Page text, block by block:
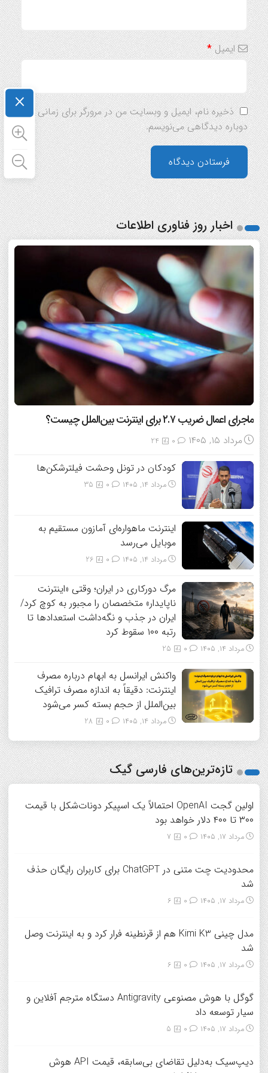
ایمیل*
ذخیره نام، ایمیل و وبسایت من در مرورگر برای زمانی که
دوباره دیدگاهی می‌نویسم.
اخبار روز فناوری اطلاعات
ماجرای اعمال ضریب ۲.۷ برای اینترنت بین‌الملل چیست؟
مرداد ۱۵, ۱۴۰۵ 24
کودکان در تونل وحشت فیلترشکن‌ها
مرداد ۱۴, ۱۴۰۵ 35
اینترنت ماهواره‌ای آمازون مستقیم به
موبایل می‌رسد
مرداد ۱۴, ۱۴۰۵ 26
مرگ دورکاری در ایران؛ وقتی «اینترنت
ناپایدار» متخصصان را مجبور به کوچ کرد/
ایران در جذب و نگه‌داشت استعدادها تا
رتبه ۱۰۰ سقوط کرد
مرداد ۱۴, ۱۴۰۵ 25
واکنش ایرانسل به ابهام درباره مصرف
اینترنت: دقیقاً به اندازه مصرف ترافیک
بین‌الملل از حجم بسته کسر می‌شود
مرداد ۱۴, ۱۴۰۵ 28
تازه‌ترین‌های فارسی گیک
اولین گجت OpenAI احتمالاً یک اسپیکر دونات‌شکل با قیمت
۳۰۰ تا ۴۰۰ دلار خواهد بود
مرداد ۱۷, ۱۴۰۵ 7
محدودیت چت متنی در ChatGPT برای کاربران رایگان حذف
شد
مرداد ۱۷, ۱۴۰۵ 6
مدل چینی Kimi K3 هم از قرنطینه فرار کرد و به اینترنت وصل
شد
مرداد ۱۷, ۱۴۰۵ 6
گوگل با هوش مصنوعی Antigravity دستگاه مترجم آفلاین و
سیار توسعه داد
مرداد ۱۷, ۱۴۰۵ 5
دیپ‌سیک به‌دلیل تقاضای بی‌سابقه، قیمت API هوش
×